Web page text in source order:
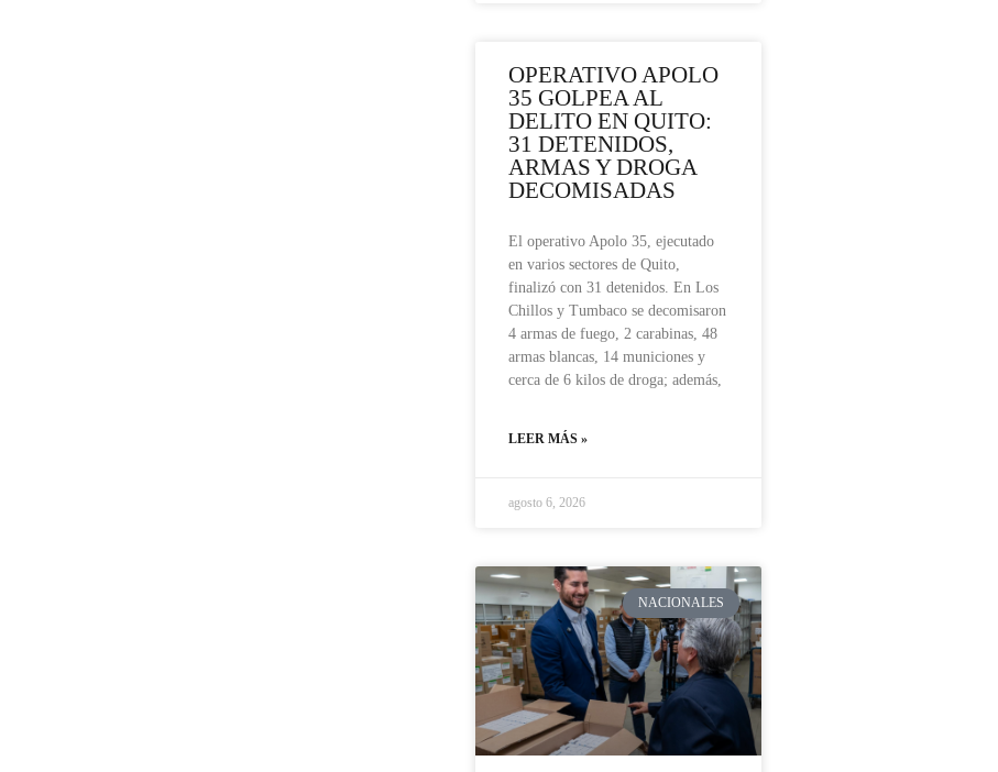
OPERATIVO APOLO
35 GOLPEA AL
DELITO EN QUITO:
31 DETENIDOS,
ARMAS Y DROGA
DECOMISADAS
El operativo Apolo 35, ejecutado
en varios sectores de Quito,
finalizó con 31 detenidos. En Los
Chillos y Tumbaco se decomisaron
4 armas de fuego, 2 carabinas, 48
armas blancas, 14 municiones y
cerca de 6 kilos de droga; además,
LEER MÁS »
agosto 6, 2026
NACIONALES